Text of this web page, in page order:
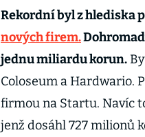
Rekordní byl z hlediska
nových firem.
jednu miliardu korun.
Coloseum a Hardwario.
firmou na Startu. Navíc
jenž dosáhl 727 milionů